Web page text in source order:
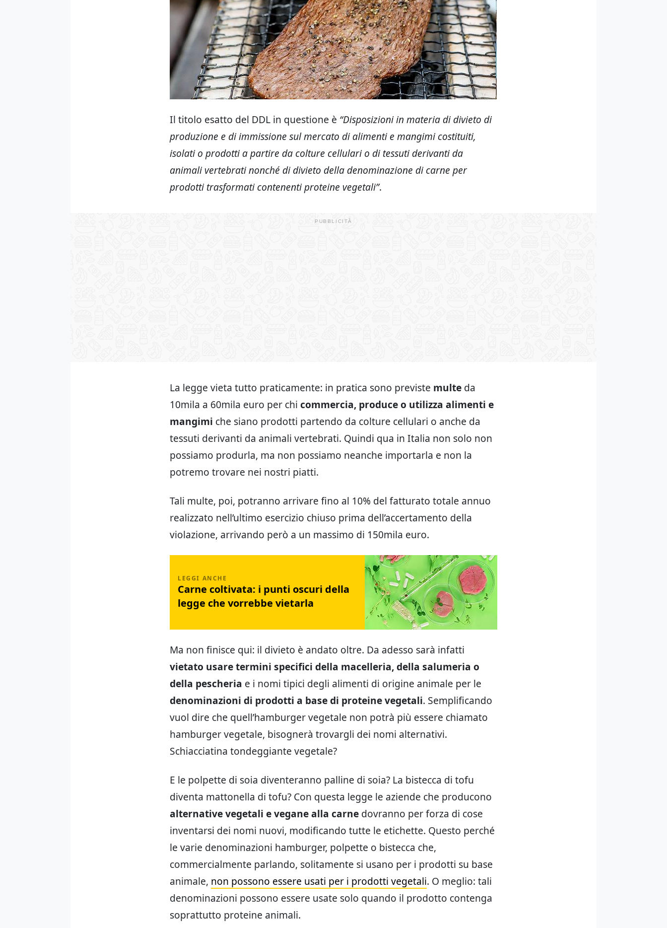
Il titolo esatto del DDL in questione è “Disposizioni in materia di divieto di
produzione e di immissione sul mercato di alimenti e mangimi costituiti,
isolati o prodotti a partire da colture cellulari o di tessuti derivanti da
animali vertebrati nonché di divieto della denominazione di carne per
prodotti trasformati contenenti proteine vegetali”.
La legge vieta tutto praticamente: in pratica sono previste multe da
10mila a 60mila euro per chi commercia, produce o utilizza alimenti e
mangimi che siano prodotti partendo da colture cellulari o anche da
tessuti derivanti da animali vertebrati. Quindi qua in Italia non solo non
possiamo produrla, ma non possiamo neanche importarla e non la
potremo trovare nei nostri piatti.
Tali multe, poi, potranno arrivare fino al 10% del fatturato totale annuo
realizzato nell’ultimo esercizio chiuso prima dell’accertamento della
violazione, arrivando però a un massimo di 150mila euro.
Carne coltivata: i punti oscuri della
legge che vorrebbe vietarla
Ma non finisce qui: il divieto è andato oltre. Da adesso sarà infatti
vietato usare termini specifici della macelleria, della salumeria o
della pescheria e i nomi tipici degli alimenti di origine animale per le
denominazioni di prodotti a base di proteine vegetali. Semplificando
vuol dire che quell’hamburger vegetale non potrà più essere chiamato
hamburger vegetale, bisognerà trovargli dei nomi alternativi.
Schiacciatina tondeggiante vegetale?
E le polpette di soia diventeranno palline di soia? La bistecca di tofu
diventa mattonella di tofu? Con questa legge le aziende che producono
alternative vegetali e vegane alla carne dovranno per forza di cose
inventarsi dei nomi nuovi, modificando tutte le etichette. Questo perché
le varie denominazioni hamburger, polpette o bistecca che,
commercialmente parlando, solitamente si usano per i prodotti su base
animale, non possono essere usati per i prodotti vegetali. O meglio: tali
denominazioni possono essere usate solo quando il prodotto contenga
soprattutto proteine animali.